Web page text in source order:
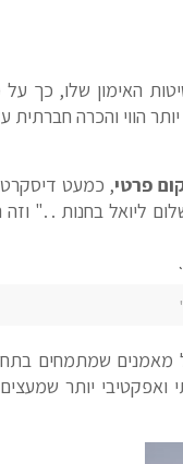
האימון שלו, כך
הווי והכרה חברתית
פרטי, כמעט דיסקרטי
ליואל בחנות . ."
שמתמחים
ואפקטיבי יותר